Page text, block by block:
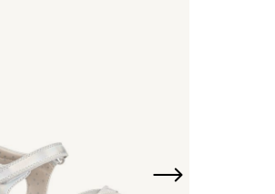
ימינה